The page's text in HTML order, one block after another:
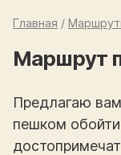
Главная /
Маршрут
Предлагаю
пешком